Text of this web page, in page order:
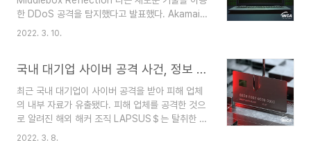
(2022.03.09) - Anonymous hacked
Russian cams, websites, announced a
clamorous leak
한 DDoS 공격을 탐지했다고 발표했다. Akamai는
해당 공격이 방화벽과 IDS같은 Middlebox(네트워
언급했다. 또한, 공격자들이 Middlebox에서 차단
패킷을 생성하고 Middlebox로 전송해 대량의 응
답 트래픽이 피해자의 시스템으로 향하도록 만들었
다고 알렸다. 해당 업체는 Snort나 방화벽
ACL(Access Control List)의 규칙 설정을 통해
2022. 3. 10.
국내 대기업 사이버 공격 사건, 정보 유출 주의
최근 국내 대기업이 사이버 공격을 받아 피해 업체
의 내부 자료가 유출됐다. 피해 업체를 공격한 것으
로 알려진 해외 해커 조직 LAPSUS＄는 탈취한 데
이터 약 190GB를 파일 공유 프로그램인 토렌트에
2022. 3. 8.